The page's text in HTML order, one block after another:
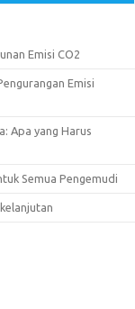
Emisi CO2
Emisi
Apa yang Harus
Semua Pengemudi